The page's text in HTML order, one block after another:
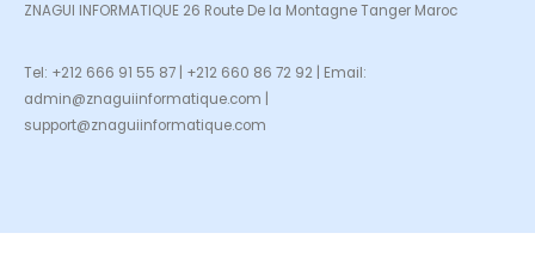
ZNAGUI INFORMATIQUE 26 Route De la Montagne Tanger Maroc
Tel: +212 666 91 55 87 | +212 660 86 72 92 | Email:
admin@znaguiinformatique.com |
support@znaguiinformatique.com